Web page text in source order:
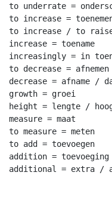
to underrate =
to increase =
to increase / to raise
increase = toename
increasingly = in
to decrease =
decrease = afname /
growth = groei
height = lengte /
measure = maat
to measure = meten
to add = toevoegen
addition = toevoeging